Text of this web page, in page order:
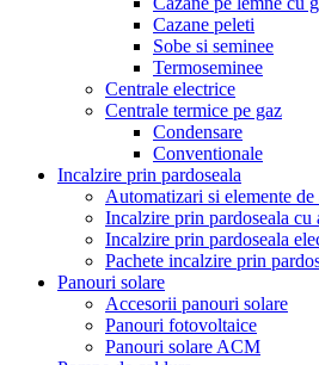
Cazane peleti
Sobe si seminee
Termoseminee
Centrale electrice
Centrale termice pe gaz
Condensare
Conventionale
Incalzire prin pardoseala
Automatizari si elemente de
Incalzire prin pardoseala cu
Incalzire prin pardoseala
Pachete incalzire prin
Panouri solare
Accesorii panouri solare
Panouri fotovoltaice
Panouri solare ACM